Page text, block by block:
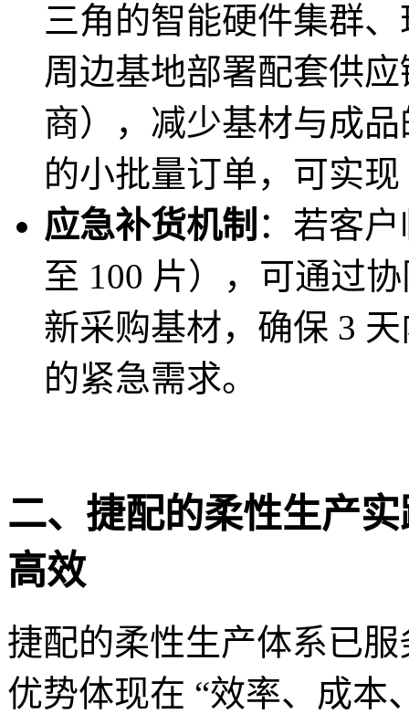
三角的智能硬件集群
周边基地部署配套供
商），减少基材与成
的小批量订单，可实
应急补货机制 ：若客
至 100 片），可通过
新采购基材，确保 3
的紧急需求。
二、捷配的柔性生产
高效
捷配的柔性生产体系已
优势体现在 “效率、成本